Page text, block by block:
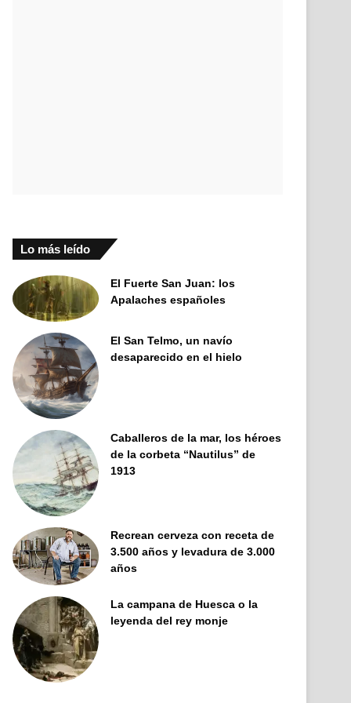
Lo más leído
El Fuerte San Juan: los
Apalaches españoles
El San Telmo, un navío
desaparecido en el hielo
Caballeros de la mar, los héroes
de la corbeta “Nautilus” de
1913
Recrean cerveza con receta de
3.500 años y levadura de 3.000
años
La campana de Huesca o la
leyenda del rey monje